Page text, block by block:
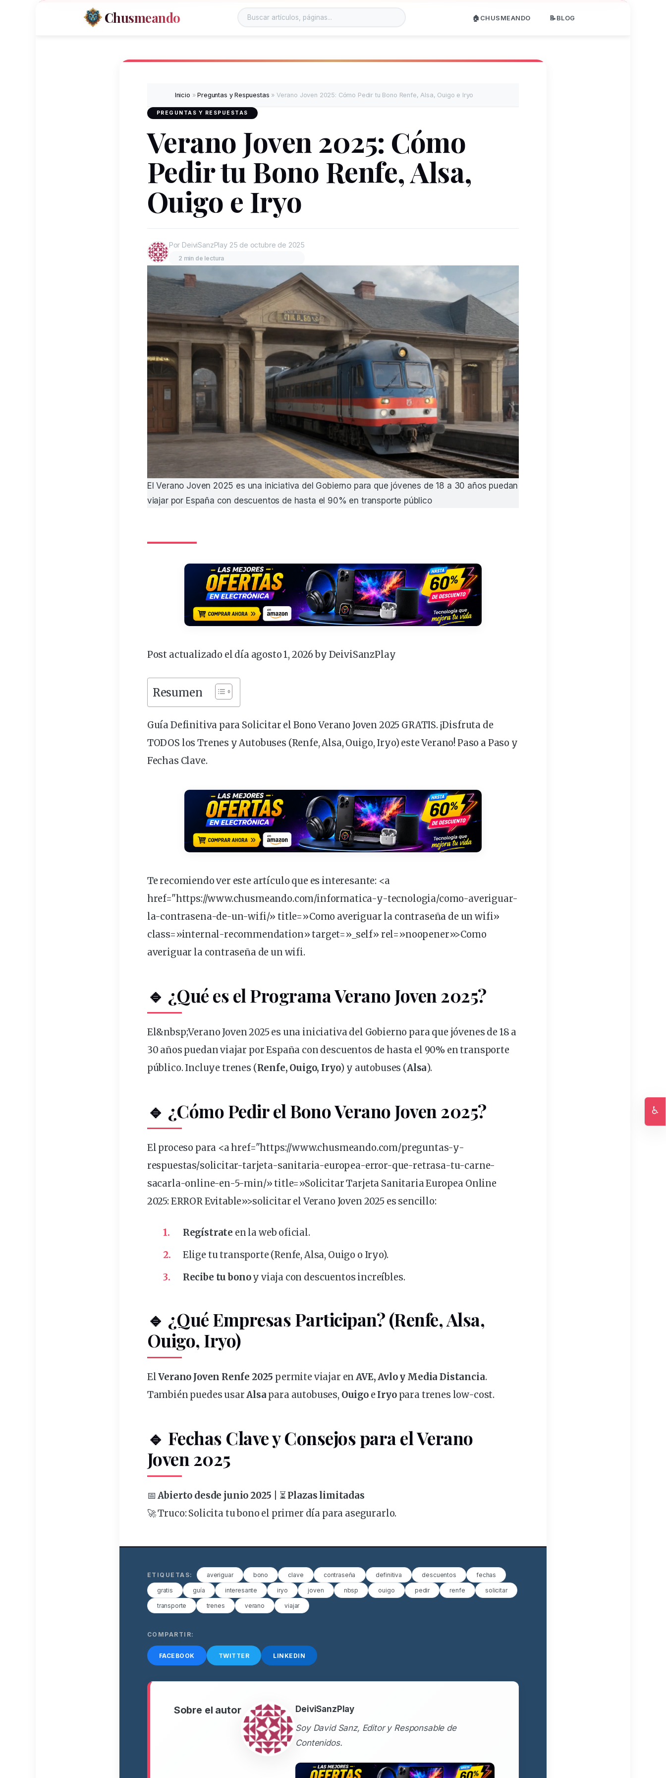
Chusmeando 🏠CHUSMEANDO 📝BLOG
Inicio »Preguntas y Respuestas » Verano Joven 2025: Cómo Pedir tu Bono Renfe, Alsa, Ouigo e Iryo
PREGUNTAS Y RESPUESTAS
Verano Joven 2025: Cómo
Pedir tu Bono Renfe, Alsa,
Ouigo e Iryo
Por DeiviSanzPlay 25 de octubre de 2025
2 min de lectura
El Verano Joven 2025 es una iniciativa del Gobierno para que jóvenes de 18 a 30 años puedan
viajar por España con descuentos de hasta el 90% en transporte público
Post actualizado el día agosto 1, 2026 by DeiviSanzPlay
Resumen
Guía Definitiva para Solicitar el Bono Verano Joven 2025 GRATIS. ¡Disfruta de
TODOS los Trenes y Autobuses (Renfe, Alsa, Ouigo, Iryo) este Verano! Paso a Paso y
Fechas Clave.
Te recomiendo ver este artículo que es interesante: <a
href="https://www.chusmeando.com/informatica-y-tecnologia/como-averiguar-
la-contrasena-de-un-wifi/» title=»Como averiguar la contraseña de un wifi»
class=»internal-recommendation» target=»_self» rel=»noopener»>Como
averiguar la contraseña de un wifi.
🔹 ¿Qué es el Programa Verano Joven 2025?
El&nbsp;Verano Joven 2025 es una iniciativa del Gobierno para que jóvenes de18 a
30 años puedanviajar por España con descuentos de hasta el 90% entransporte
público. Incluyetrenes (Renfe, Ouigo, Iryo) y autobuses (Alsa).
🔹 ¿Cómo Pedir el Bono Verano Joven 2025?
El proceso para <a href="https://www.chusmeando.com/preguntas-y-
respuestas/solicitar-tarjeta-sanitaria-europea-error-que-retrasa-tu-carne-
sacarla-online-en-5-min/» title=»Solicitar Tarjeta Sanitaria Europea Online
2025: ERROR Evitable»>solicitar el Verano Joven 2025 es sencillo:
Regístrate en la web oficial.
Elige tu transporte(Renfe, Alsa, Ouigo o Iryo).
Recibe tubonoy viaja con descuentos increíbles.
🔹 ¿Qué Empresas Participan? (Renfe, Alsa,
Ouigo, Iryo)
ElVerano Joven Renfe 2025 permite viajar enAVE, Avlo y Media Distancia.
También puedes usarAlsa para autobuses, OuigoeIryopara trenes low-cost.
🔹 Fechas Clave y Consejos para el Verano
Joven 2025
📅Abierto desde junio 2025 | ⏳Plazas limitadas
🚀Truco: Solicita tu bonoel primer día para asegurarlo.
ETIQUETAS: averiguar bono clave contraseña definitiva descuentos fechas
gratis guía interesante iryo joven nbsp ouigo pedir renfe solicitar
transporte trenes verano viajar
COMPARTIR:
FACEBOOK TWITTER LINKEDIN
Sobre el autor
DeiviSanzPlay
Soy David Sanz, Editor y Responsable de
Contenidos.
♿